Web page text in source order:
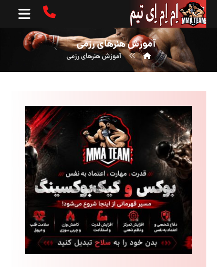
آموزش هنرهای رزمی
آموزش هنرهای رزمی